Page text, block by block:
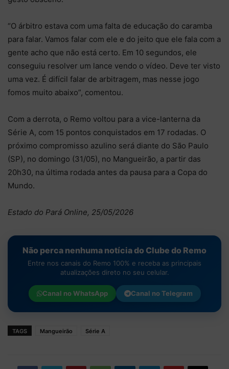
“O árbitro estava com uma falta de educação do caramba
para falar. Vamos falar com ele e do jeito que ele fala com a
gente acho que não está certo. Em 10 segundos, ele
conseguiu resolver um lance vendo o vídeo. Deve ter visto
uma vez. É difícil falar de arbitragem, mas nesse jogo
fomos muito abaixo”, comentou.
Com a derrota, o Remo voltou para a vice-lanterna da
Série A, com 15 pontos conquistados em 17 rodadas. O
próximo compromisso azulino será diante do São Paulo
(SP), no domingo (31/05), no Mangueirão, a partir das
20h30, na última rodada antes da pausa para a Copa do
Mundo.
Estado do Pará Online, 25/05/2026
Não perca nenhuma notícia do Clube do Remo
Entre nos canais do Remo 100% e receba as principais
atualizações direto no seu celular.
Canal noWhatsApp Canal noTelegram
TAGS Mangueirão Série A